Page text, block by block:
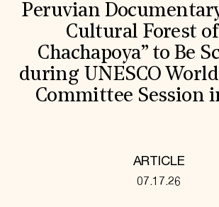
Peruvian
Cultural Forest
Chachapoya” to Be
during UNESCO
Committee Session
ARTICLE
07.17.26